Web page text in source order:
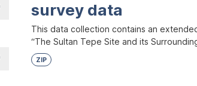
survey data
This data collection contains an
“The Sultan Tepe Site and its
ZIP